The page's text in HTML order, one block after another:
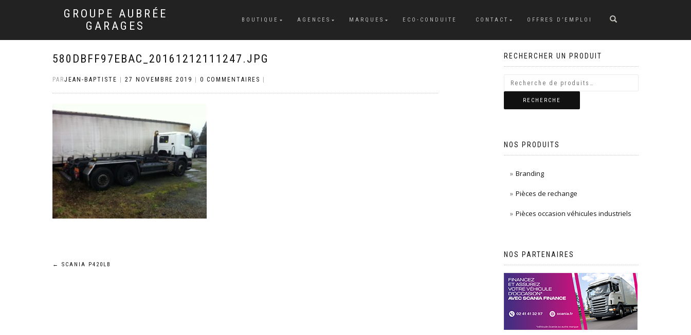
GROUPE AUBRÉE
GARAGES
BOUTIQUE AGENCES MARQUES ECO-CONDUITE CONTACT OFFRES D’EMPLOI
580DBFF97EBAC_20161212111247.JPG
PARJEAN-BAPTISTE 27 NOVEMBRE 2019 0 COMMENTAIRES
Navigation
← SCANIA P420LB
RECHERCHER UN PRODUIT
RECHERCHE
NOS PRODUITS
Branding
Pièces de rechange
Pièces occasion véhicules industriels
NOS PARTENAIRES